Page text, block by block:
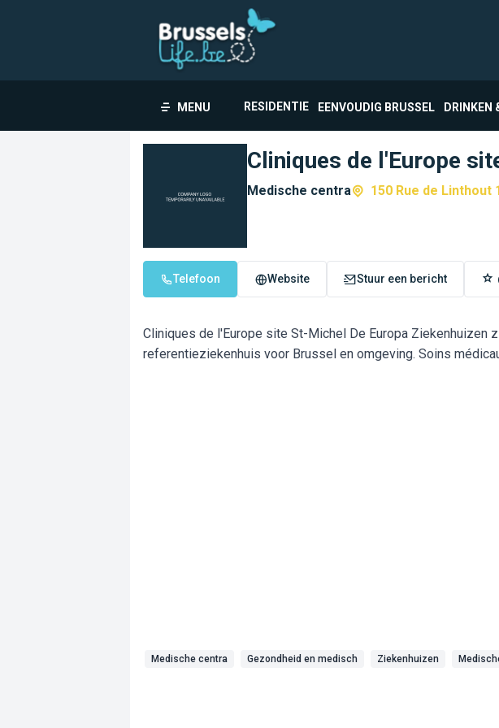
MENU RESIDENTIE EENVOUDIG BRUSSEL DRINKEN
Cliniques de l'Europe
Medische centra 150 Rue de Linthout
Telefoon Website Stuur een bericht
Cliniques de l'Europe site St-Michel De Europa Ziekenhuizen
referentieziekenhuis voor Brussel en omgeving. Soins
Medische centra Gezondheid en medisch Ziekenhuizen